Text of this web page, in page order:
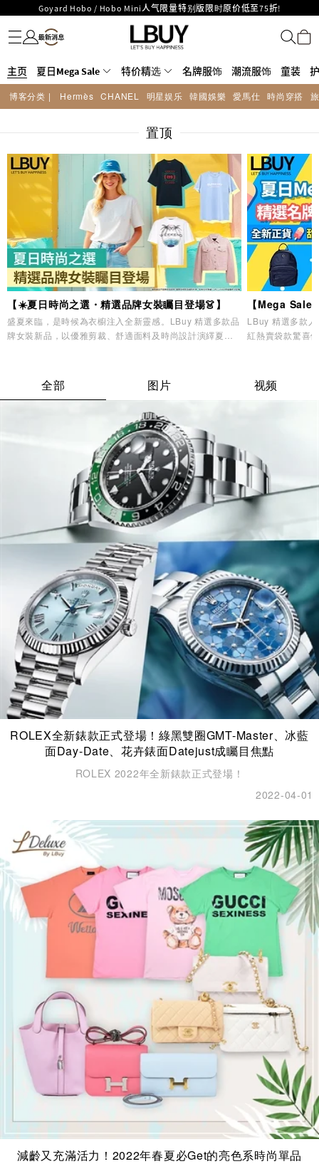
LBuy呈献 - Hermès 及 Chanel 手袋及首饰低至6折，立即入手!
LBuy Nintendo Switch / Nintendo Switch 2 正规商品零售店登陆MOKO 4楼
426号铺！
MOKO 1楼175号铺旗舰店特设名牌Hermès、CHANEL及LV专区！
购物满HKD500即享免运费！
LBuy获香港知识产权署颁发2026《正版正货承诺》商标
LBuy MEGA SALE 精选名牌手袋及小皮具低至6折
名牌服饰
潮流服饰
童装
护肤美妆
香水香薰
个人护理
母婴护理
游戏及精品玩具
文仪用品
家居生活
电子产品
美食
医药保健
运动与户外用品
主页 夏日Mega Sale 特价精选 名牌服饰 潮流服饰 童装
博客分类 | Hermès CHANEL 明星娱乐 韓國娛樂 愛馬仕 時尚穿搭
置顶
【☀️夏日時尚之選・精選品牌女裝矚目登場👗】
盛夏來臨，是時候為衣櫥注入全新靈感。LBuy 精選多款品
牌女裝新品，以優雅剪裁、舒適面料及時尚設計演繹夏日
【Mega
LBuy 精選多款
紅熱賣袋款驚喜
全部 图片 视频
ROLEX全新錶款正式登場！綠黑雙圈GMT-Master、冰藍
面Day-Date、花卉錶面Datejust成矚目焦點
ROLEX 2022年全新錶款正式登場！
2022-04-01
減齡又充滿活力！2022年春夏必Get的亮色系時尚單品